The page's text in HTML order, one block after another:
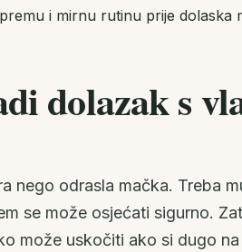
i mirnu rutinu prije dolaska
dolazak s
nego odrasla mačka. Treba
se može osjećati sigurno.
može uskočiti ako si dugo